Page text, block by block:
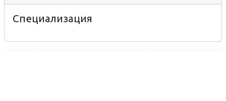
Специализация